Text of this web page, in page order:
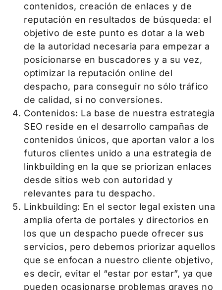
contenidos, creación de enlaces y de
reputación en resultados de búsqueda: el
objetivo de este punto es dotar a la web
de la autoridad necesaria para empezar a
posicionarse en buscadores y a su vez,
optimizar la reputación online del
despacho, para conseguir no sólo tráfico
de calidad, si no conversiones.
Contenidos: La base de nuestra estrategia
SEO reside en el desarrollo campañas de
contenidos únicos, que aportan valor a los
futuros clientes unido a una estrategia de
linkbuilding en la que se priorizan enlaces
desde sitios web con autoridad y
relevantes para tu despacho.
Linkbuilding: En el sector legal existen una
amplia oferta de portales y directorios en
los que un despacho puede ofrecer sus
servicios, pero debemos priorizar aquellos
que se enfocan a nuestro cliente objetivo,
es decir, evitar el “estar por estar”, ya que
pueden ocasionarse problemas graves no